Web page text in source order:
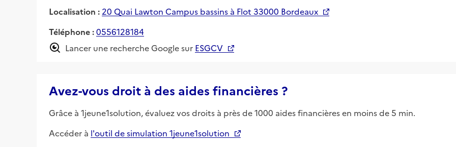
Localisation : 20 Quai Lawton Campus bassins à Flot 33000 Bordeaux
Téléphone :0556128184
Lancer une recherche Google sur ESGCV
Avez-vous droit à des aides financières ?
Grâce à 1jeune1solution, évaluez vos droits à près de 1000 aides financières en moins de 5 min.
Accéder à l'outil de simulation 1jeune1solution